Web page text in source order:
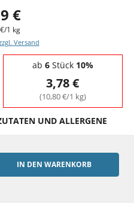
€
1 kg
Versand
ab 6Stück 10%
3,78 €
(10,80 €/1 kg)
UND ALLERGENE
IN DEN WARENKORB